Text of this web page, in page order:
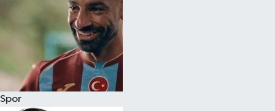
Spor
Kültür Sanat
Sağlık
Siyaset
Teknoloji